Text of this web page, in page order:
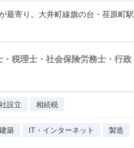
最寄り。大井町線旗の台・荏原町駅
税理士・社会保険労務士・行政
設立 相続税
築 IT・インターネット
製造